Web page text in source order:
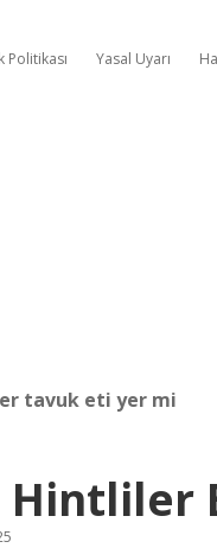
Politikası Yasal Uyarı
tavuk eti yer mi
Hintliler